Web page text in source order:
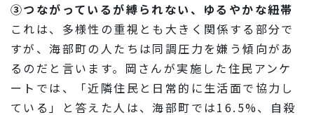
③つながっているが縛られない、ゆるやかな紐帯
これは、多様性の重視とも大きく関係する部分で
すが、海部町の人たちは同調圧力を嫌う傾向があ
るのだと言います。岡さんが実施した住民アンケ
ートでは、「近隣住民と日常的に生活面で協力し
ている」と答えた人は、海部町では16.5%、自殺